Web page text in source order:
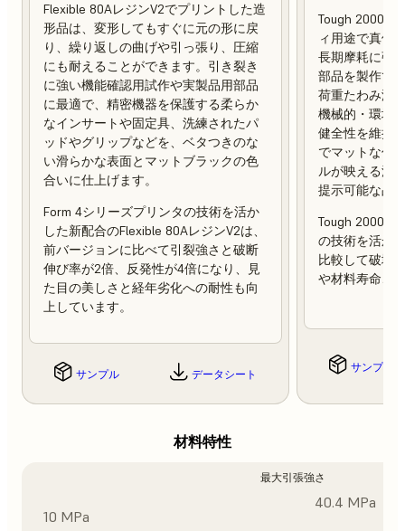
Flexible 80AレジンV2でプリントした造
形品は、変形してもすぐに元の形に戻
り、繰り返しの曲げや引っ張り、圧縮
にも耐えることができます。引き裂き
に強い機能確認用試作や実製品用部品
に最適で、精密機器を保護する柔らか
なインサートや固定具、洗練されたパ
ッドやグリップなどを、ベタつきのな
い滑らかな表面とマットブラックの色
合いに仕上げます。
Form 4シリーズプリンタの技術を活か
した新配合のFlexible 80AレジンV2は、
前バージョンに比べて引裂強さと破断
伸び率が2倍、反発性が4倍になり、見
た目の美しさと経年劣化への耐性も向
上しています。
サンプル データシート
Tough 2000レ
ィ用途で真価
長期摩耗に強
部品を製作で
荷重たわみ温
機械的・環境
健全性を維持
でマットな仕
ルが映える滑
提示可能な品
Tough 2000レ
の技術を活か
比較して破壊
や材料寿命、
サンプル
材料特性
最大引張強さ
10 MPa
40.4 MPa